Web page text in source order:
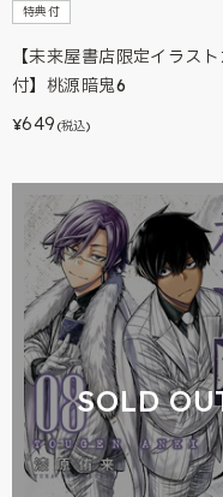
特典付
【未来屋書店限定イラス
付】桃源暗鬼6
¥649 (税込)
SOLD